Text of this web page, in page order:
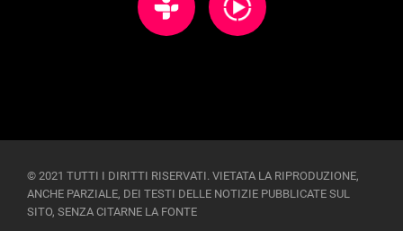
© 2021 TUTTI I DIRITTI RISERVATI. VIETATA LA RIPRODUZIONE,
ANCHE PARZIALE, DEI TESTI DELLE NOTIZIE PUBBLICATE SUL
SITO, SENZA CITARNE LA FONTE